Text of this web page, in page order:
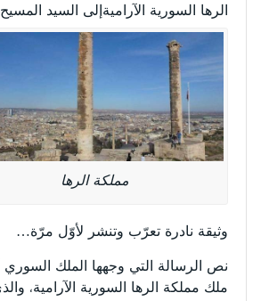
الرها السورية الآراميةإلى السيد المسيح
مملكة الرها
وثيقة نادرة تعرّب وتنشر لأوّل مرّة…
نص الرسالة التي وجهها الملك السوري
ملك مملكة الرها السورية الآرامية،